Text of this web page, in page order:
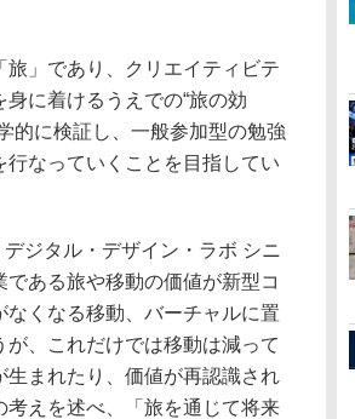
」であり、クリエイティビテ
に着けるうえでの“旅の効
的に検証し、一般参加型の勉強
なっていくことを目指してい
ジタル・デザイン・ラボ シニ
ある旅や移動の価値が新型コ
くなる移動、バーチャルに置
、これだけでは移動は減って
生まれたり、価値が再認識され
えを述べ、「旅を通じて将来